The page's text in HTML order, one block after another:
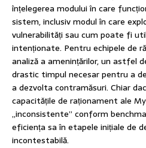
înțelegerea modului în care
sistem, inclusiv modul în care
vulnerabilități sau cum poate fi
intenționate. Pentru echipele de
analiză a amenințărilor, un astfel
drastic timpul necesar pentru a
a dezvolta contramăsuri. Chiar
capacitățile de raționament ale
„inconsistente” conform
eficiența sa în etapele inițiale de
incontestabilă.